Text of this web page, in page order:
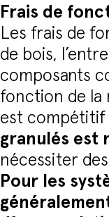
Frais de
Les frais de
de bois,
composants
fonction de la
est compétitif
granulés est
nécessiter
Pour les